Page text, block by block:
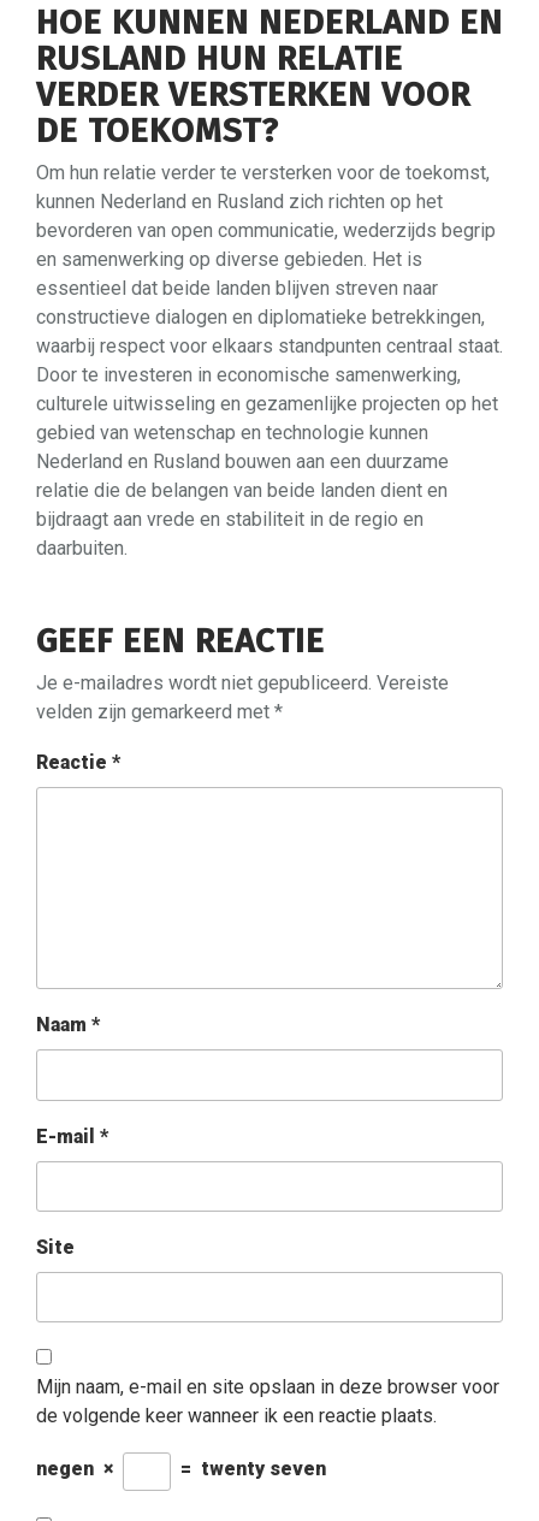
HOE KUNNEN NEDERLAND EN
RUSLAND HUN RELATIE
VERDER VERSTERKEN VOOR
DE TOEKOMST?
Om hun relatie verder te versterken voor de toekomst,
kunnen Nederland en Rusland zich richten op het
bevorderen van open communicatie, wederzijds begrip
en samenwerking op diverse gebieden. Het is
essentieel dat beide landen blijven streven naar
constructieve dialogen en diplomatieke betrekkingen,
waarbij respect voor elkaars standpunten centraal staat.
Door te investeren in economische samenwerking,
culturele uitwisseling en gezamenlijke projecten op het
gebied van wetenschap en technologie kunnen
Nederland en Rusland bouwen aan een duurzame
relatie die de belangen van beide landen dient en
bijdraagt aan vrede en stabiliteit in de regio en
daarbuiten.
GEEF EEN REACTIE
Je e-mailadres wordt niet gepubliceerd. Vereiste
velden zijn gemarkeerd met *
Reactie *
Naam *
E-mail *
Site
Mijn naam, e-mail en site opslaan in deze browser voor
de volgende keer wanneer ik een reactie plaats.
negen × = twenty seven